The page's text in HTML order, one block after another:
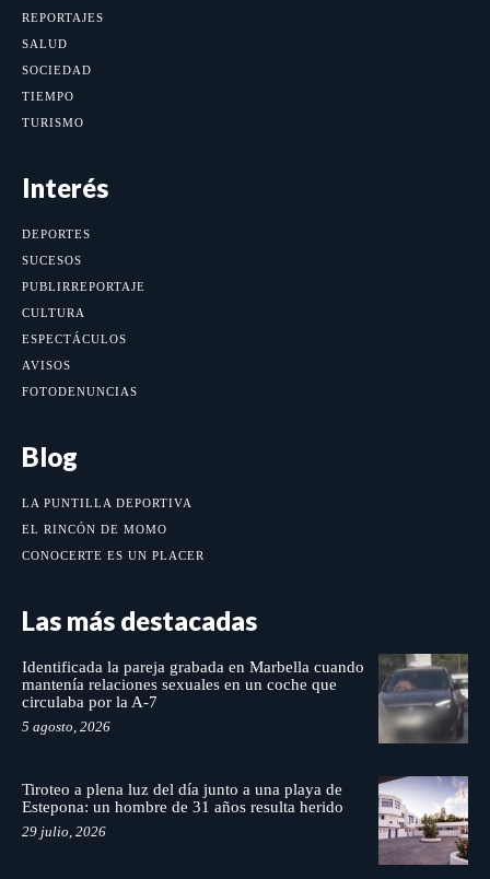
REPORTAJES
SALUD
SOCIEDAD
TIEMPO
TURISMO
Interés
DEPORTES
SUCESOS
PUBLIRREPORTAJE
CULTURA
ESPECTÁCULOS
AVISOS
FOTODENUNCIAS
Blog
LA PUNTILLA DEPORTIVA
EL RINCÓN DE MOMO
CONOCERTE ES UN PLACER
Las más destacadas
Identificada la pareja grabada en Marbella cuando
mantenía relaciones sexuales en un coche que
circulaba por la A-7
5 agosto, 2026
Tiroteo a plena luz del día junto a una playa de
Estepona: un hombre de 31 años resulta herido
29 julio, 2026